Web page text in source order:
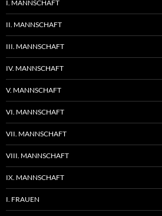
I. MANNSCHAFT
II. MANNSCHAFT
III. MANNSCHAFT
IV. MANNSCHAFT
V. MANNSCHAFT
VI. MANNSCHAFT
VII. MANNSCHAFT
VIII. MANNSCHAFT
IX. MANNSCHAFT
I. FRAUEN